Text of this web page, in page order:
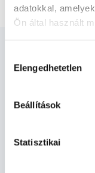
adatokkal,
Ön által használt
szabályzat:
kiválasztása
Elengedhetetlen
Beállítások
Statisztikai